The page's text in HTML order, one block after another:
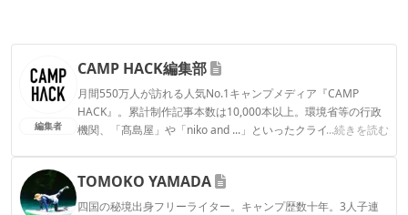
編集者
CAMP HACK編集部
月間550万人が訪れる人気No.1キャンプメディア『CAMP
HACK』。累計制作記事本数は10,000本以上。環境省等の行政
機関、「髙島屋」や「niko and ...」といったクライアントとの
...続きを読む
CAMP HACK編集部のプロフィール
TOMOKO YAMADA
四国の秘境出身フリーライター。キャンプ歴数十年。3人子連